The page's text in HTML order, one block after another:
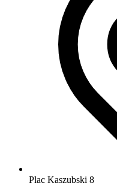
Plac Kaszubski 8